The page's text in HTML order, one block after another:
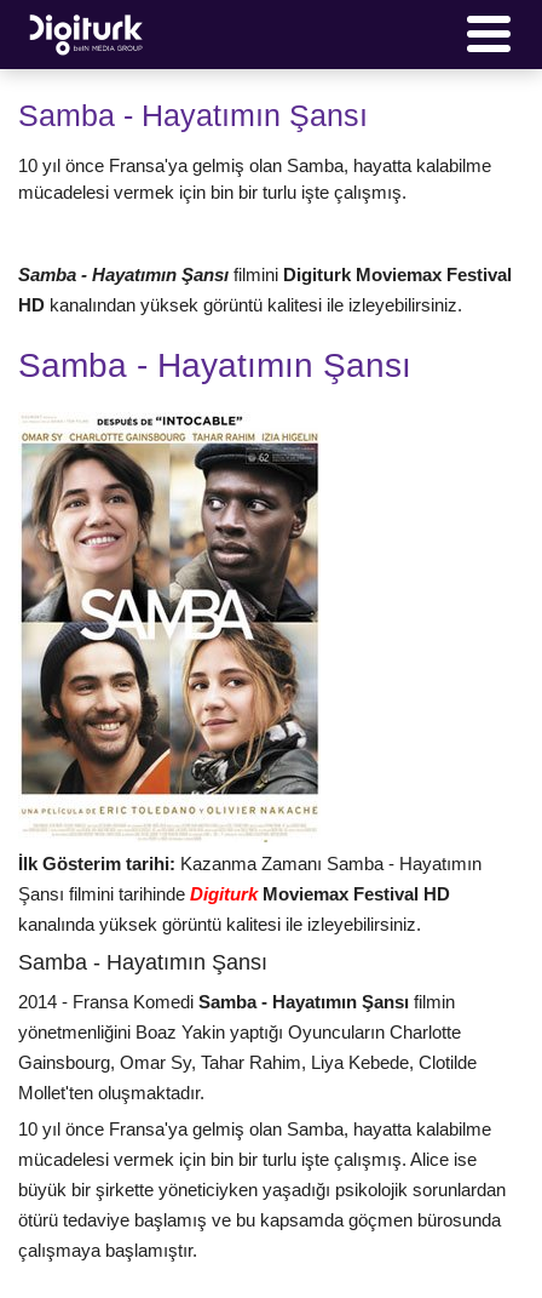
Samba - Hayatımın Şansı
10 yıl önce Fransa'ya gelmiş olan Samba, hayatta kalabilme
mücadelesi vermek için bin bir turlu işte çalışmış.
Samba - Hayatımın Şansı filmini Digiturk Moviemax Festival
HD kanalından yüksek görüntü kalitesi ile izleyebilirsiniz.
Samba - Hayatımın Şansı
İlk Gösterim tarihi: Kazanma Zamanı Samba - Hayatımın
Şansı filmini tarihinde Digiturk Moviemax Festival HD
kanalında yüksek görüntü kalitesi ile izleyebilirsiniz.
Samba - Hayatımın Şansı
2014 - Fransa Komedi Samba - Hayatımın Şansı filmin
yönetmenliğini Boaz Yakin yaptığı Oyuncuların Charlotte
Gainsbourg, Omar Sy, Tahar Rahim, Liya Kebede, Clotilde
Mollet'ten oluşmaktadır.
10 yıl önce Fransa'ya gelmiş olan Samba, hayatta kalabilme
mücadelesi vermek için bin bir turlu işte çalışmış. Alice ise
büyük bir şirkette yöneticiyken yaşadığı psikolojik sorunlardan
ötürü tedaviye başlamış ve bu kapsamda göçmen bürosunda
çalışmaya başlamıştır.